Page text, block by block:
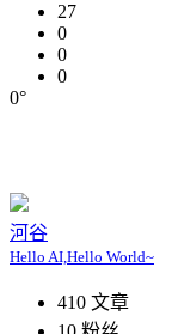
27
0
0
0
0°
河谷
Hello AI,Hello World~
410 文章